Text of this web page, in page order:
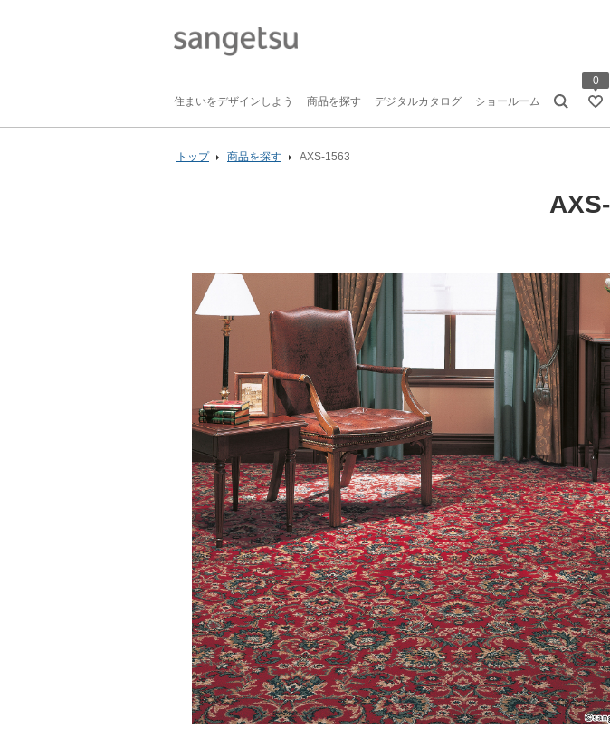
住まいをデザインしよう 商品を探す デジタルカタログ ショールーム
0
トップ 商品を探す AXS-1563